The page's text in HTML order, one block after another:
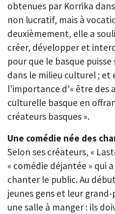
obtenues par Korrika
non lucratif, mais à
deuxièmement, elle a
créer, développer et
pour que le basque
dans le milieu culturel ; et
l'importance d'« être des
culturelle basque en
créateurs basques ».
Une comédie née des
Selon ses créateurs, «
« comédie déjantée » qui
chanter le public. Au
jeunes gens et leur
une salle à manger : ils